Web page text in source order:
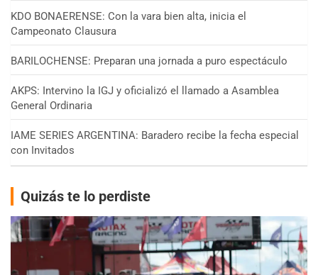
KDO BONAERENSE: Con la vara bien alta, inicia el
Campeonato Clausura
BARILOCHENSE: Preparan una jornada a puro espectáculo
AKPS: Intervino la IGJ y oficializó el llamado a Asamblea
General Ordinaria
IAME SERIES ARGENTINA: Baradero recibe la fecha especial
con Invitados
Quizás te lo perdiste